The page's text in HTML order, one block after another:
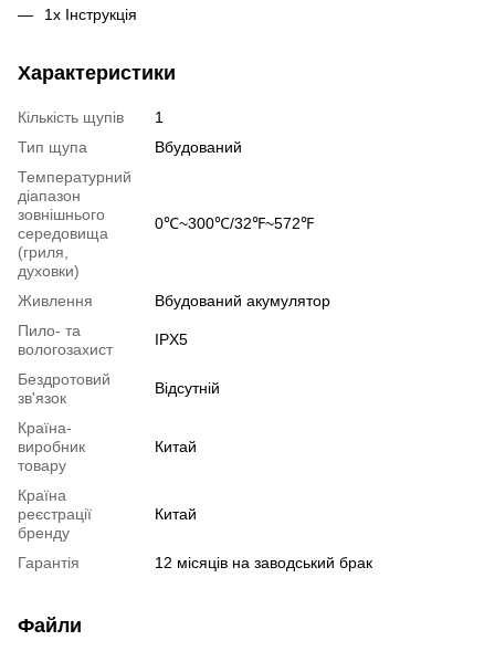
1х Інструкція
Характеристики
Кількість щупів
1
Тип щупа
Вбудований
Температурний
діапазон
зовнішнього
середовища
(гриля,
духовки)
0℃~300℃/32℉~572℉
Живлення
Вбудований акумулятор
Пило- та
вологозахист
IPX5
Бездротовий
зв'язок
Відсутній
Країна-
виробник
товару
Китай
Країна
реєстрації
бренду
Китай
Гарантія 12 місяців на заводський брак
Файли